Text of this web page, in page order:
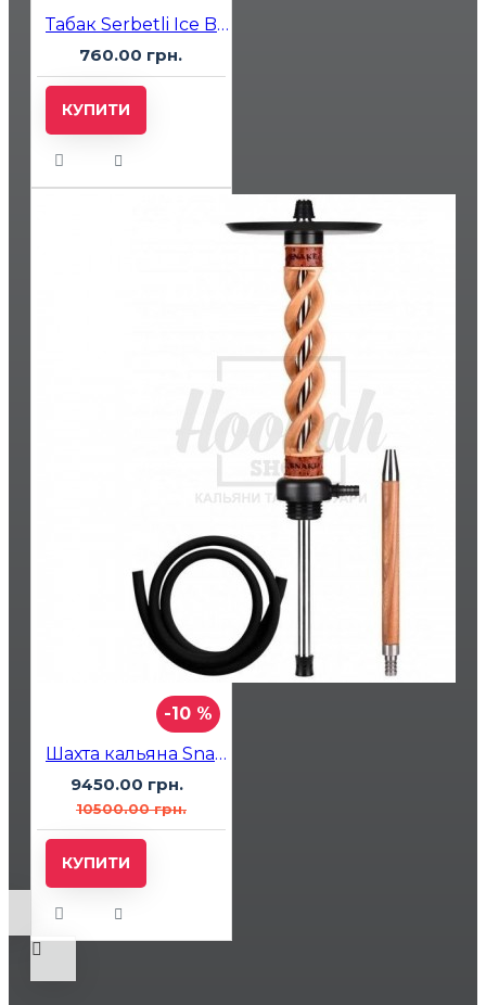
Табак Serbetli Ice Bodrum Tangerine (Мандарин Лед) 500 гр
760.00 грн.
КУПИТИ
-10 %
Шахта кальяна Snake hookah Сукупира
9450.00 грн.
10500.00 грн.
КУПИТИ